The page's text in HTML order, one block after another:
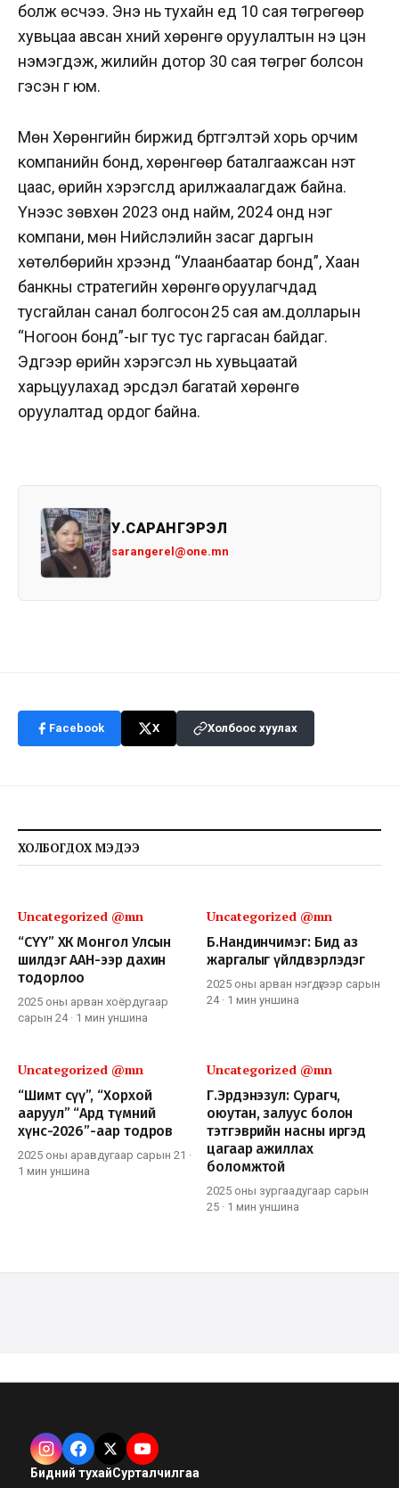
болж өсчээ. Энэ нь тухайн үед 10 сая төгрөгөөр
хувьцаа авсан хүний хөрөнгө оруулалтын үнэ цэн
нэмэгдэж, жилийн дотор 30 сая төгрөг болсон
гэсэн үг юм.
Мөн Хөрөнгийн биржид бүртгэлтэй хорь орчим
компанийн бонд, хөрөнгөөр баталгаажсан үнэт
цаас, өрийн хэрэгслүүд арилжаалагдаж байна.
Үүнээс зөвхөн 2023 онд найм, 2024 онд нэг
компани, мөн Нийслэлийн засаг даргын
хөтөлбөрийн хүрээнд “Улаанбаатар бонд”, Хаан
банкны стратегийн хөрөнгө оруулагчдад
тусгайлан санал болгосон 25 сая ам.долларын
“Ногоон бонд”-ыг тус тус гаргасан байдаг.
Эдгээр өрийн хэрэгсэл нь хувьцаатай
харьцуулахад эрсдэл багатай хөрөнгө
оруулалтад ордог байна.
У.САРАНГЭРЭЛ
sarangerel@one.mn
Facebook X Холбоос хуулах
ХОЛБОГДОХ МЭДЭЭ
Uncategorized @mn
“СҮҮ” ХК Монгол Улсын
шилдэг ААН-ээр дахин
тодорлоо
2025 оны арван хоёрдугаар
сарын 24· 1 мин уншина
Uncategorized @mn
Б.Нандинчимэг: Бид аз
жаргалыг үйлдвэрлэдэг
2025 оны арван нэгдүгээр сарын
24· 1 мин уншина
Uncategorized @mn
“Шимт сүү”, “Хорхой
ааруул” “Ард түмний
хүнс-2026”-аар тодров
2025 оны аравдугаар сарын 21 ·
1 мин уншина
Uncategorized @mn
Г.Эрдэнэзул: Сурагч,
оюутан, залуус болон
тэтгэврийн насны иргэд
цагаар ажиллах
боломжтой
2025 оны зургаадугаар сарын
25 · 1 мин уншина
Бидний тухайСурталчилгаа